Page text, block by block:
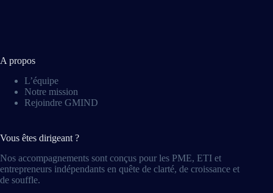
A propos
L’équipe
Notre mission
Rejoindre GMIND
Vous êtes dirigeant ?
Nos accompagnements sont conçus pour les PME, ETI et
entrepreneurs indépendants en quête de clarté, de croissance et
de souffle.